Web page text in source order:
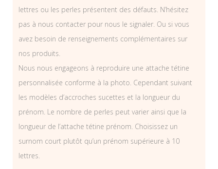
lettres ou les perles présentent des défauts. N’hésitez
pas à nous contacter pour nous le signaler. Ou si vous
avez besoin de renseignements complémentaires sur
nos produits.
Nous nous engageons à reproduire une attache tétine
personnalisée conforme à la photo. Cependant suivant
les modèles d’accroches sucettes et la longueur du
prénom. Le nombre de perles peut varier ainsi que la
longueur de l’attache tétine prénom. Choisissez un
surnom court plutôt qu’un prénom supérieure à 10
lettres.